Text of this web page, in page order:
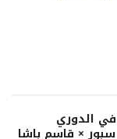
في الدوري
× قاسم باشا